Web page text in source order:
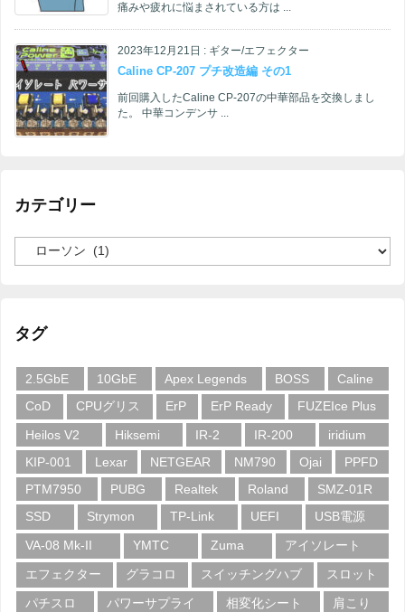
痛みや疲れに悩まされている方は ...
2023年12月21日 : ギター/エフェクター
Caline CP-207 プチ改造編 その1
前回購入したCaline CP-207の中華部品を交換しまし
た。 中華コンデンサ ...
カテゴリー
タグ
2.5GbE 10GbE Apex Legends BOSS
Caline
CoD
CPUグリス ErP ErP Ready
FUZEIce Plus
Heilos V2
Hiksemi IR-2 IR-200
iridium
KIP-001
Lexar NETGEAR NM790 Ojai
PPFD
PTM7950
PUBG Realtek Roland
SMZ-01R
SSD
Strymon TP-Link UEFI
USB電源
VA-08 Mk-II
YMTC Zuma
アイソレート
エフェクター
グラコロ スイッチングハブ
スロット
パチスロ
パワーサプライ 相変化シート
肩こり